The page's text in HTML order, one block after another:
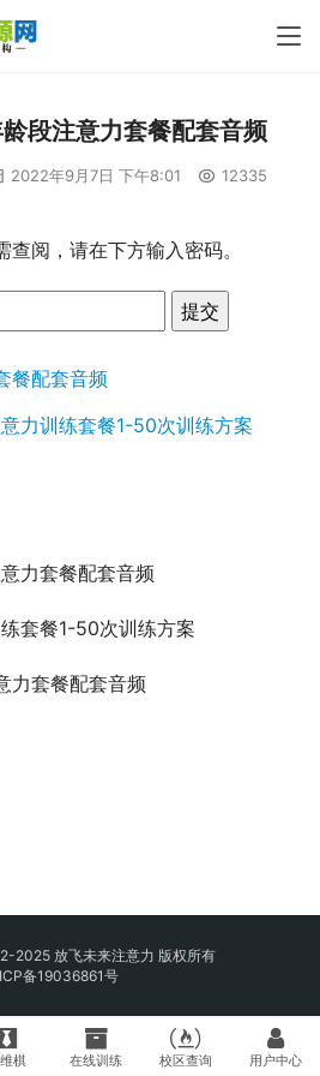
段注意力套餐配套音频
2022年9月7日 下午8:01 12335
阅，请在下方输入密码。
餐配套音频
力训练套餐1-50次训练方案
力套餐配套音频
套餐1-50次训练方案
力套餐配套音频
2025 放飞未来注意力 版权所有
备19036861号
棋 在线训练 校区查询 用户中心